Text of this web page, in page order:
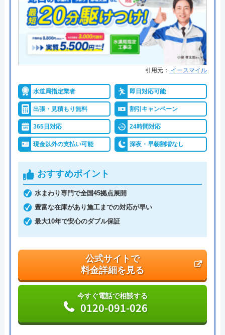
引用元： イースマイル
水道局指定業者 即日対応可能
出張・見積もり無料 割引キャンペーン
365日対応 24時間対応
現金以外の支払い可能 深夜・早朝割増なし
おすすめポイント
水まわり専門で全国45拠点展開
豊富な在庫があり施工までの対応が早い
最大10年で安心のダブル保証
公式サイトで
料金詳細を見る
今すぐ電話で相談する
0120-091-026